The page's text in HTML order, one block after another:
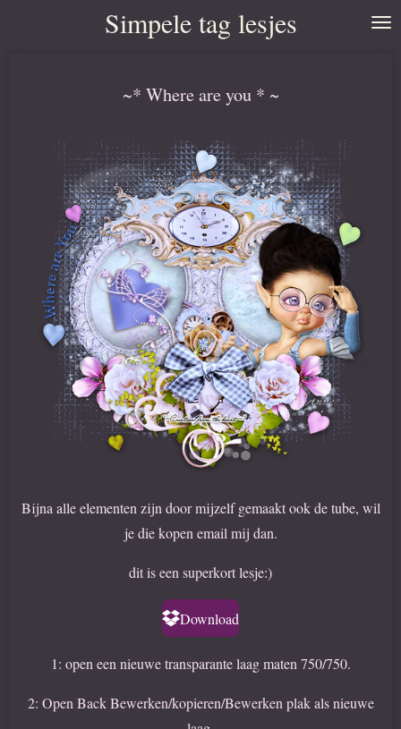
Simpele tag lesjes
~* Where are you * ~
Bijna alle elementen zijn door mijzelf gemaakt ook de tube, wil
je die kopen email mij dan.
dit is een superkort lesje:)
Download
1: open een nieuwe transparante laag maten 750/750.
2: Open Back Bewerken/kopieren/Bewerken plak als nieuwe